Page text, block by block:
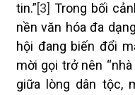
tin.”[3] Trong bối
nền văn hóa đa
hội đang biến đổi
mời gọi trở nên
giữa lòng dân tộc,